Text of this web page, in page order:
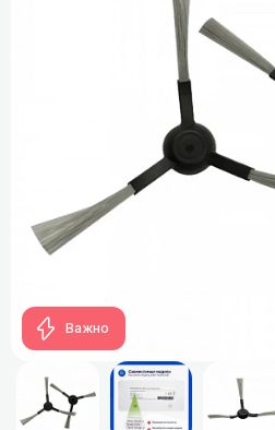
Важно